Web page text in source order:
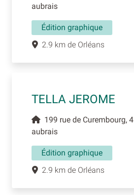
aubrais
Édition graphique
2.9 km de Orléans
TELLA JEROME
199 rue de Curembourg,
aubrais
Édition graphique
2.9 km de Orléans